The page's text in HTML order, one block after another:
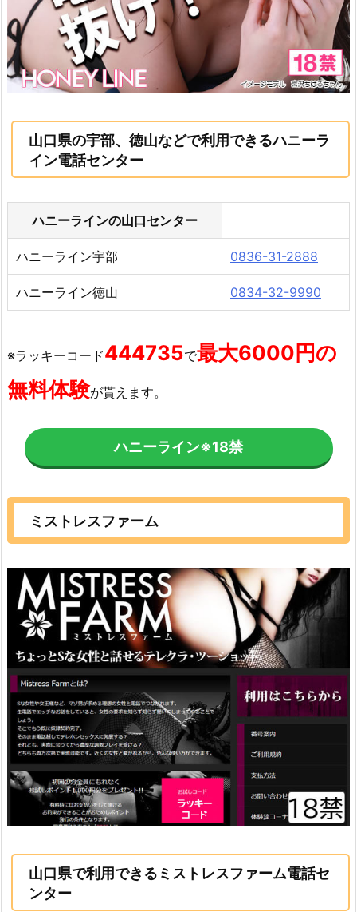
山口県の宇部、徳山などで利用できるハニーラ
イン電話センター
ハニーラインの山口センター
ハニーライン宇部 0836-31-2888
ハニーライン徳山 0834-32-9990
※ラッキーコード444735で最大6000円の
無料体験が貰えます。
ハニーライン※18禁
ミストレスファーム
山口県で利用できるミストレスファーム電話セ
ンター